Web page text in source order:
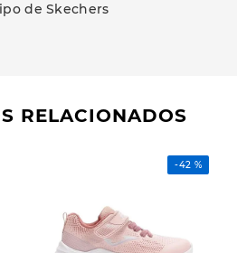
de Skechers
RELACIONADOS
-42 %